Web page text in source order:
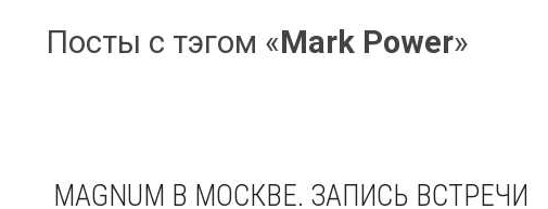
Посты с тэгом «Mark Power»
MAGNUM В МОСКВЕ. ЗАПИСЬ ВСТРЕЧИ